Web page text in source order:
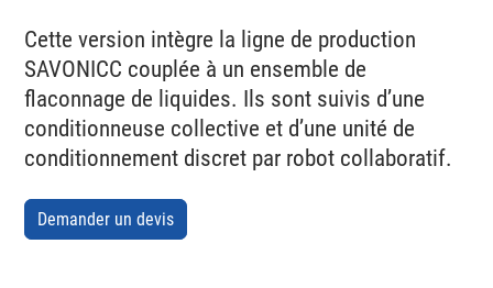
Cette version intègre la ligne de production
SAVONICC couplée à un ensemble de
flaconnage de liquides. Ils sont suivis d’une
conditionneuse collective et d’une unité de
conditionnement discret par robot collaboratif.
Demander un devis